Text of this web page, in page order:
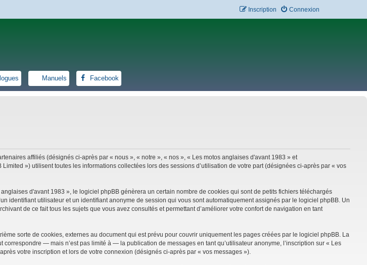
Connexion
Inscription
Manuels Facebook
affiliés (désignés ci-après par « nous », « notre », « nos », « Les motos anglaises d'avant 1983 » et
») utilisent toutes les informations collectées lors des sessions d’utilisation de votre part (désignées ci-après par « vos
d'avant 1983 », le logiciel phpBB génèrera un certain nombre de cookies qui sont de petits fichiers téléchargés
identifiant utilisateur et un identifiant anonyme de session qui vous sont automatiquement assignés par le logiciel phpBB. Un
de ce fait tous les sujets que vous avez consultés et permettant d’améliorer votre confort de navigation en tant
sorte de cookies, externes au document qui est prévu pour couvrir uniquement les pages créées par le logiciel phpBB. La
— mais n’est pas limité à — la publication de messages en tant qu’utilisateur anonyme, l’inscription sur « Les
votre inscription et lors de votre connexion (désignés ci-après par « vos messages »).